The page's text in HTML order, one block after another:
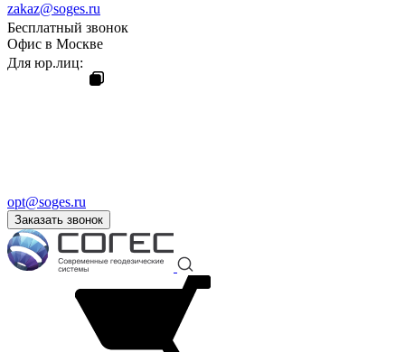
zakaz@soges.ru
Бесплатный звонок
Офис в Москве
Для юр.лиц:
opt@soges.ru
Заказать звонок